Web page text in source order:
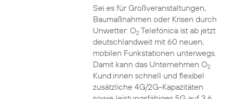
Sei es für Großveranstaltungen,
Baumaßnahmen oder Krisen durch
Unwetter: O2Telefónica ist ab jetzt
deutschlandweit mit 60 neuen,
mobilen Funkstationen unterwegs.
Damit kann das Unternehmen O2
Kund:innen schnell und flexibel
zusätzliche 4G/2G-Kapazitäten